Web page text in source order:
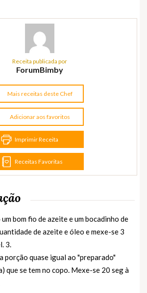
Receita publicada por
ForumBimby
Mais receitas deste Chef
Adicionar aos favoritos
Imprimir Receita
Receitas Favoritas
bom fio de azeite e um bocadinho de
de azeite e óleo e mexe-se 3
3.
porção quase igual ao "preparado"
que se tem no copo. Mexe-se 20 seg à